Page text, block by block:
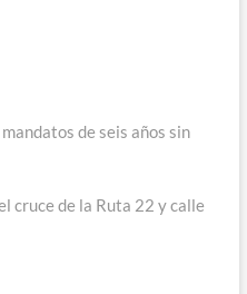
de seis años sin
cruce de la Ruta 22 y calle